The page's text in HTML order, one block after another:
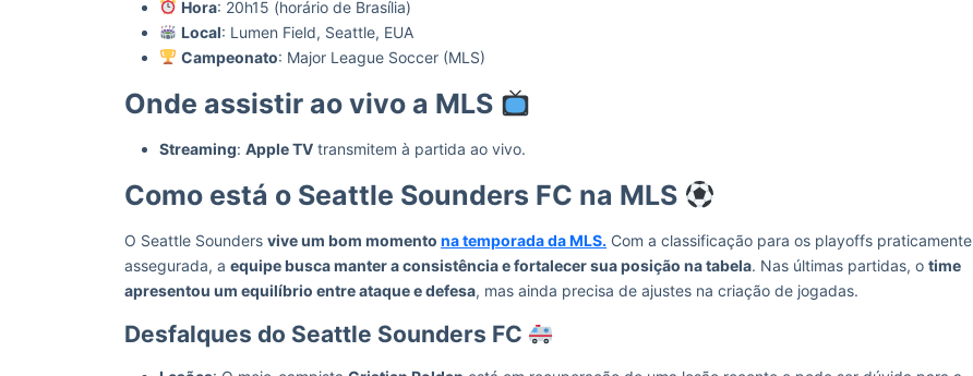
Hora: 20h15 (horário de Brasília)
Local: Lumen Field, Seattle, EUA
Campeonato: Major League Soccer (MLS)
Onde assistir ao vivo a MLS
Streaming: Apple TV transmitem à partida ao vivo.
Como está o Seattle Sounders FC na MLS
O Seattle Sounders vive um bom momento na temporada da MLS. Com a classificação para os playoffs praticamente
assegurada, a equipe busca manter a consistência e fortalecer sua posição na tabela. Nas últimas partidas, o time
apresentou um equilíbrio entre ataque e defesa, mas ainda precisa de ajustes na criação de jogadas.
Desfalques do Seattle Sounders FC